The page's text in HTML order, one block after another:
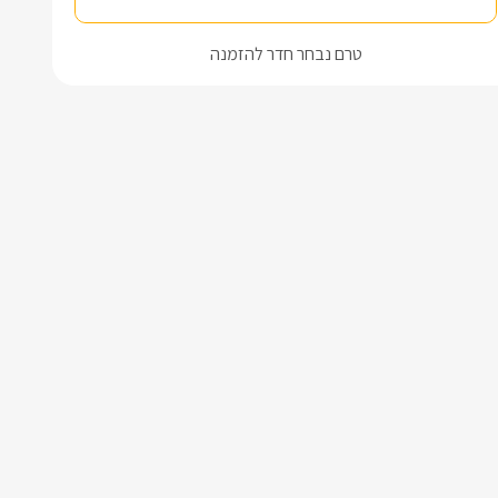
טרם נבחר חדר להזמנה